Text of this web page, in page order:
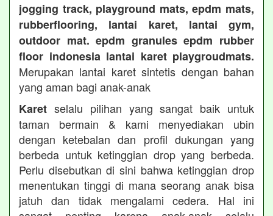
jogging track, playground mats, epdm mats,
rubberflooring, lantai karet, lantai gym,
outdoor mat. epdm granules epdm rubber
floor indonesia lantai karet playgroudmats.
Merupakan lantai karet sintetis dengan bahan
yang aman bagi anak-anak
Karet selalu pilihan yang sangat baik untuk
taman bermain & kami menyediakan ubin
dengan ketebalan dan profil dukungan yang
berbeda untuk ketinggian drop yang berbeda.
Perlu disebutkan di sini bahwa ketinggian drop
menentukan tinggi di mana seorang anak bisa
jatuh dan tidak mengalami cedera. Hal ini